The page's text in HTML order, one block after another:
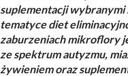
suplementacji wybranymi
tematyce diet
zaburzeniach mikroflory
ze spektrum autyzmu,
żywieniem oraz